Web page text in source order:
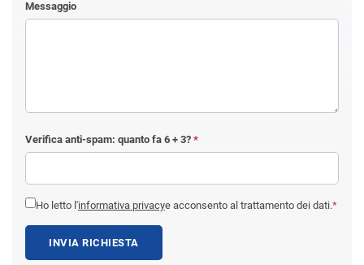
Messaggio
Verifica anti-spam: quanto fa 6 + 3? *
Ho letto l'informativa privacye acconsento al trattamento dei dati.*
INVIA RICHIESTA